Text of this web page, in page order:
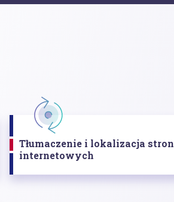
Tłumaczenie i lokalizacja stron
internetowych